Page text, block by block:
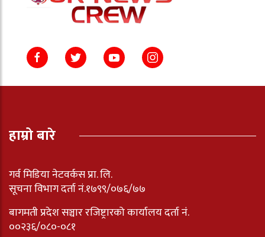
हाम्रो बारे
गर्व मिडिया नेटवर्कस प्रा. लि.
सूचना विभाग दर्ता नं.१७९९/०७६/७७
बागमती प्रदेश सञ्चार रजिष्ट्रारको कार्यालय दर्ता नंं.
००२३६/०८०-०८१